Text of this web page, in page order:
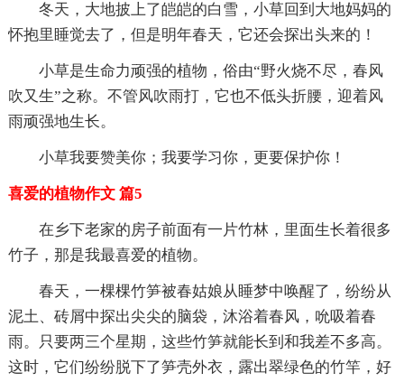
冬天，大地披上了皑皑的白雪，小草回到大地妈妈的
怀抱里睡觉去了，但是明年春天，它还会探出头来的！
小草是生命力顽强的植物，俗由“野火烧不尽，春风
吹又生”之称。不管风吹雨打，它也不低头折腰，迎着风
雨顽强地生长。
小草我要赞美你；我要学习你，更要保护你！
喜爱的植物作文 篇5
在乡下老家的房子前面有一片竹林，里面生长着很多
竹子，那是我最喜爱的植物。
春天，一棵棵竹笋被春姑娘从睡梦中唤醒了，纷纷从
泥土、砖屑中探出尖尖的脑袋，沐浴着春风，吮吸着春
雨。只要两三个星期，这些竹笋就能长到和我差不多高。
这时，它们纷纷脱下了笋壳外衣，露出翠绿色的竹竿，好